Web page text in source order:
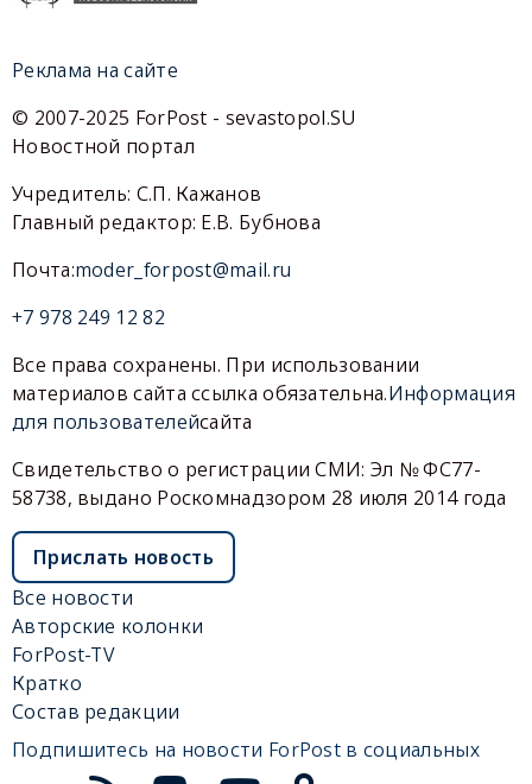
Реклама на сайте
© 2007-2025 ForPost - sevastopol.SU
Новостной портал
Учредитель: С.П. Кажанов
Главный редактор: Е.В. Бубнова
Почта:moder_forpost@mail.ru
+7 978 249 12 82
Все права сохранены. При использовании
материалов сайта ссылка обязательна.Информация
для пользователейсайта
Свидетельство о регистрации СМИ: Эл № ФС77-
58738, выдано Роскомнадзором 28 июля 2014 года
Прислать новость
Все новости
Авторские колонки
ForPost-TV
Кратко
Состав редакции
Подпишитесь на новости ForPost в социальных